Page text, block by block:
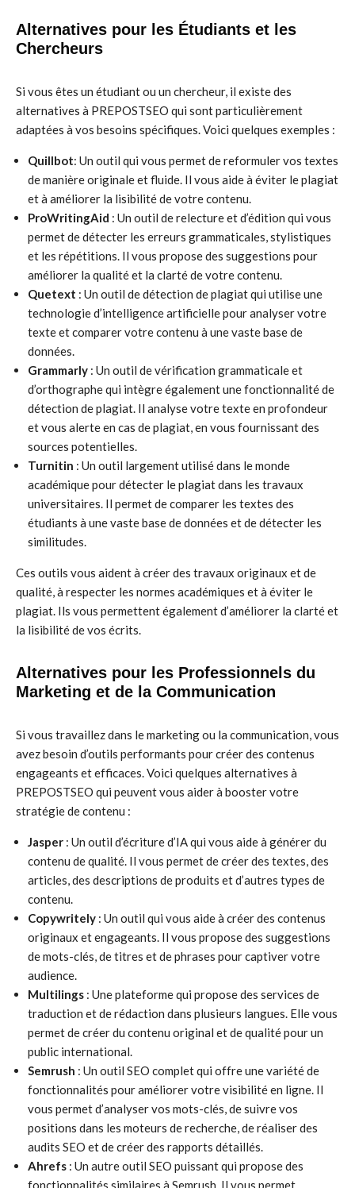
Alternatives pour les Étudiants et les
Chercheurs
Si vous êtes un étudiant ou un chercheur, il existe des
alternatives à PREPOSTSEO qui sont particulièrement
adaptées à vos besoins spécifiques. Voici quelques exemples :
Quillbot: Un outil qui vous permet de reformuler vos textes
de manière originale et fluide. Il vous aide à éviter le plagiat
et à améliorer la lisibilité de votre contenu.
ProWritingAid : Un outil de relecture et d’édition qui vous
permet de détecter les erreurs grammaticales, stylistiques
et les répétitions. Il vous propose des suggestions pour
améliorer la qualité et la clarté de votre contenu.
Quetext : Un outil de détection de plagiat qui utilise une
technologie d’intelligence artificielle pour analyser votre
texte et comparer votre contenu à une vaste base de
données.
Grammarly : Un outil de vérification grammaticale et
d’orthographe qui intègre également une fonctionnalité de
détection de plagiat. Il analyse votre texte en profondeur
et vous alerte en cas de plagiat, en vous fournissant des
sources potentielles.
Turnitin : Un outil largement utilisé dans le monde
académique pour détecter le plagiat dans les travaux
universitaires. Il permet de comparer les textes des
étudiants à une vaste base de données et de détecter les
similitudes.
Ces outils vous aident à créer des travaux originaux et de
qualité, à respecter les normes académiques et à éviter le
plagiat. Ils vous permettent également d’améliorer la clarté et
la lisibilité de vos écrits.
Alternatives pour les Professionnels du
Marketing et de la Communication
Si vous travaillez dans le marketing ou la communication, vous
avez besoin d’outils performants pour créer des contenus
engageants et efficaces. Voici quelques alternatives à
PREPOSTSEO qui peuvent vous aider à booster votre
stratégie de contenu :
Jasper : Un outil d’écriture d’IA qui vous aide à générer du
contenu de qualité. Il vous permet de créer des textes, des
articles, des descriptions de produits et d’autres types de
contenu.
Copywritely : Un outil qui vous aide à créer des contenus
originaux et engageants. Il vous propose des suggestions
de mots-clés, de titres et de phrases pour captiver votre
audience.
Multilings : Une plateforme qui propose des services de
traduction et de rédaction dans plusieurs langues. Elle vous
permet de créer du contenu original et de qualité pour un
public international.
Semrush : Un outil SEO complet qui offre une variété de
fonctionnalités pour améliorer votre visibilité en ligne. Il
vous permet d’analyser vos mots-clés, de suivre vos
positions dans les moteurs de recherche, de réaliser des
audits SEO et de créer des rapports détaillés.
Ahrefs : Un autre outil SEO puissant qui propose des
fonctionnalités similaires à Semrush. Il vous permet